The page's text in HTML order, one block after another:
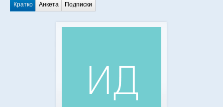
Кратко Анкета Подписки